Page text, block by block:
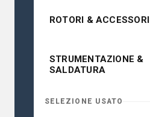
ROTORI & ACCESSORI
STRUMENTAZIONE &
SALDATURA
SELEZIONE USATO